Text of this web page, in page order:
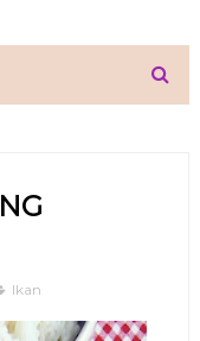
Ikan